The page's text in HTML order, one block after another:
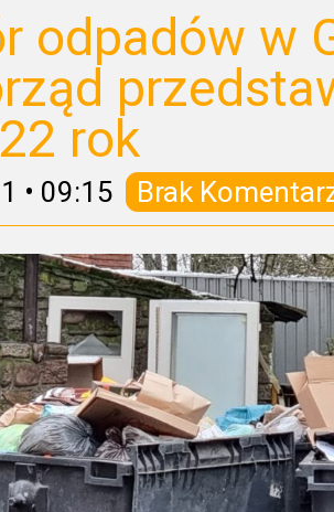
odpadów w
rok
• 09:15 Brak